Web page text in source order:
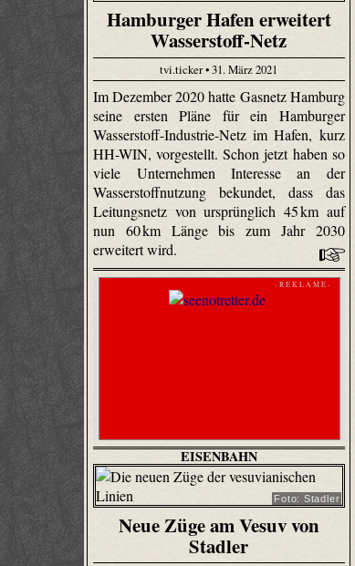
Hamburger Hafen erweitert
Wasserstoff-Netz
tvi.ticker • 31. März 2021
Im Dezember 2020 hatte Gasnetz Hamburg
seine ersten Pläne für ein Hamburger
Wasserstoff-Industrie-Netz im Hafen, kurz
HH-WIN, vorgestellt. Schon jetzt haben so
viele Unternehmen Interesse an der
Wasserstoffnutzung bekundet, dass das
Leitungsnetz von ursprünglich 45 km auf
nun 60 km Länge bis zum Jahr 2030
erweitert wird.
- R E K L A M E -
EISENBAHN
Foto: Stadler
Neue Züge am Vesuv von
Stadler